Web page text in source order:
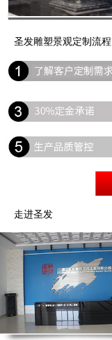
圣发雕塑景观定制流程
走进圣发